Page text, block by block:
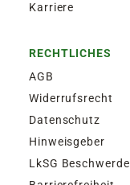
Karriere
RECHTLICHES
AGB
Widerrufsrecht
Datenschutz
Hinweisgeber
LkSG Beschwerde